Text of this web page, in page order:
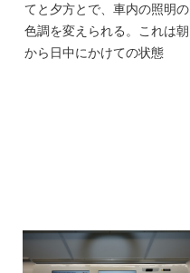
てと夕方とで、車内の照明の
色調を変えられる。これは朝
から日中にかけての状態